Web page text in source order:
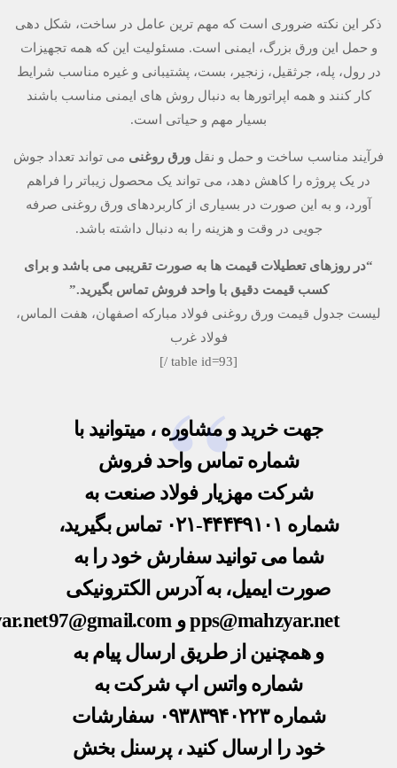
ذکر این نکته ضروری است که مهم ترین عامل در ساخت، شکل دهی
و حمل این ورق بزرگ، ایمنی است. مسئولیت این که همه تجهیزات
در رول، پله، جرثقیل، زنجیر، بست، پشتیبانی و غیره مناسب شرایط
کار کنند و همه اپراتورها به دنبال روش های ایمنی مناسب باشند
بسیار مهم و حیاتی است.
فرآیند مناسب ساخت و حمل و نقل ورق روغنی می تواند تعداد جوش
در یک پروژه را کاهش دهد، می تواند یک محصول زیباتر را فراهم
آورد، و به این صورت در بسیاری از کاربردهای ورق روغنی صرفه
جویی در وقت و هزینه را به دنبال داشته باشد.
“در روزهای تعطیلات قیمت ها به صورت تقریبی می باشد و برای
کسب قیمت دقیق با واحد فروش تماس بگیرید.”
لیست جدول قیمت ورق روغنی فولاد مبارکه اصفهان، هفت الماس،
فولاد غرب
[table id=93 /]
جهت خرید و مشاوره ، میتوانید با
شماره تماس واحد فروش
شرکت مهزیار فولاد صنعت به
شماره ۴۴۴۴۹۱۰۱-۰۲۱
تماس بگیرید،
شما می توانید سفارش خود را به
صورت ایمیل، به آدرس الکترونیکی
pps@mahzyar.netو
و همچنین از طریق ارسال پیام به
شماره واتس اپ شرکت به
شماره۰۹۳۸۳۹۴۰۲۲۳ سفارشات
خود را ارسال کنید ، پرسنل بخش